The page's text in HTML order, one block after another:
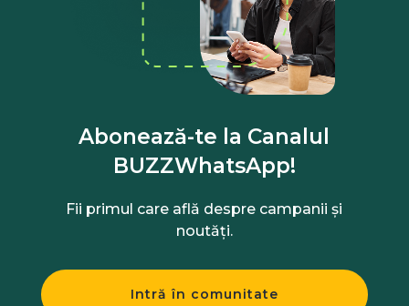
Abonează-te la Canalul
BUZZWhatsApp!
Fii primul care află despre campanii și
noutăți.
Intră în comunitate